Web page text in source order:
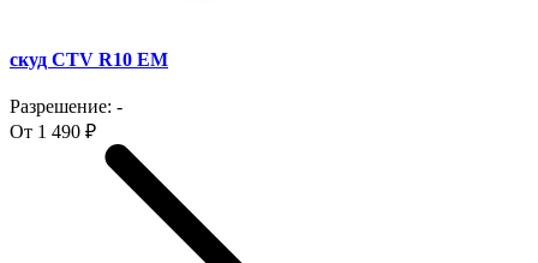
скуд CTV R10 EM
Разрешение: -
От 1 490 ₽